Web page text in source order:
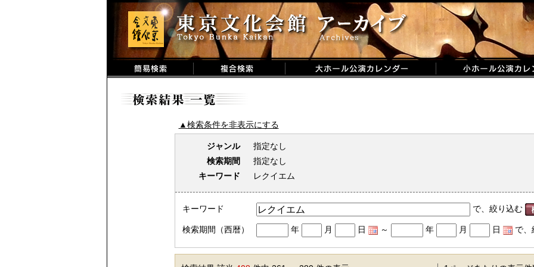
▲検索条件を非表示にする
ジャンル
指定なし
検索期間
指定なし
キーワード
レクイエム
キーワード で、絞り込む
検索期間（西暦） 年 月 日 ～ 年 月 日 で